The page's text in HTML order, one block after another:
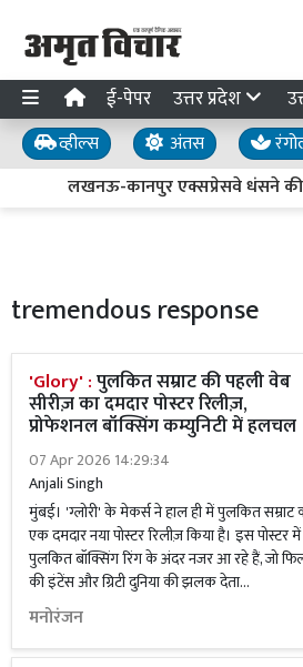
ई-पेपर उत्तर प्रदेश
व्हील्स अंतस
लखनऊ-कानपुर एक्सप्रेसवे धंसने की
tremendous response
'Glory' :पुलकित सम्राट की पहली वेब
सीरीज़ का दमदार पोस्टर रिलीज़,
प्रोफेशनल बॉक्सिंग कम्युनिटी में हलचल
07 Apr 2026 14:29:34
Anjali Singh
मुंबई। 'ग्लोरी' के मेकर्स ने हाल ही में पुलकित सम्राट
एक दमदार नया पोस्टर रिलीज़ किया है। इस पोस्टर में
पुलकित बॉक्सिंग रिंग के अंदर नजर आ रहे हैं, जो
की इंटेंस और ग्रिटी दुनिया की झलक देता...
मनोरंजन